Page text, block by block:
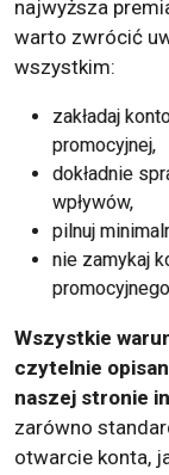
najwyższa
warto zwrócić
wszystkim:
zakładaj
promocyjnej,
dokładnie
wpływów,
pilnuj
nie zamykaj
Wszystkie
czytelnie
naszej stronie
zarówno
otwarcie konta,